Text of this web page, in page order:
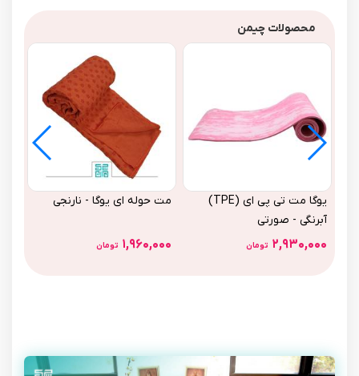
محصولات چیمن
یوگا مت تی پی ای (TPE)
آبرنگی - صورتی
۲,۹۳۰,۰۰۰ تومان
مت حوله ای یوگا - نارنجی
۱,۹۶۰,۰۰۰ تومان